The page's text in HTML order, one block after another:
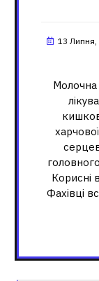
13 Липня,
Корисні
Фахівці